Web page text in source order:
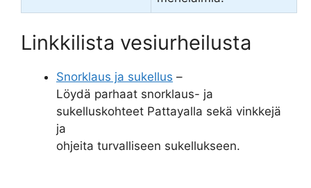
Linkkilista vesiurheilusta
Snorklaus ja sukellus –
Löydä parhaat snorklaus- ja
sukelluskohteet Pattayalla sekä vinkkejä
ja
ohjeita turvalliseen sukellukseen.